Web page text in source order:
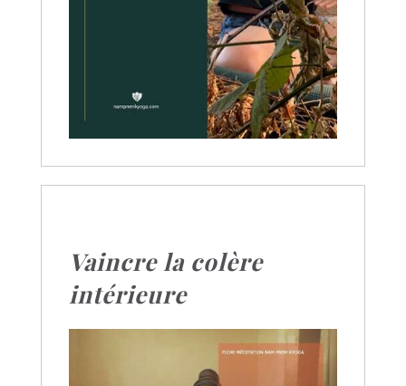
Vaincre la colère
intérieure